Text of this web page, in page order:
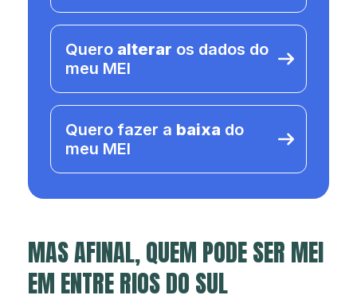
Quero alterar os dados do
meu MEI
Quero fazer a baixa do
meu MEI
MAS AFINAL, QUEM PODE SER MEI
EM ENTRE RIOS DO SUL